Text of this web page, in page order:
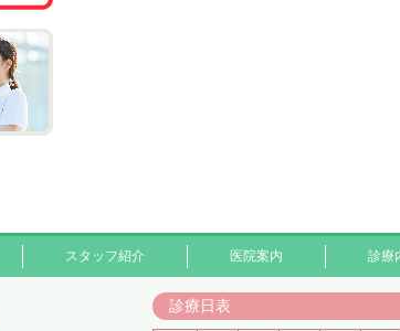
スタッフ紹介 医院案内 診療
診療日表